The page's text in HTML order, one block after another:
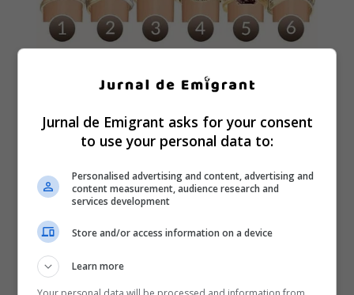
Jurnal de Emigrant asks for your consent
to use your personal data to:
Personalised advertising and content, advertising and
content measurement, audience research and
services development
Store and/or access information on a device
Learn more